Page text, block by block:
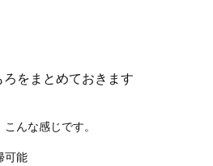
をまとめておきます
んな感じです。
可能